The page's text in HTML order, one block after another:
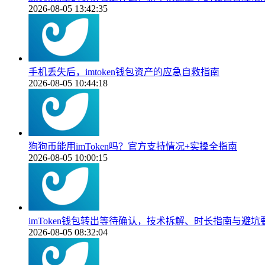
2026-08-05 13:42:35
手机丢失后，imtoken钱包资产的应急自救指南
2026-08-05 10:44:18
狗狗币能用imToken吗？官方支持情况+实操全指南
2026-08-05 10:00:15
imToken钱包转出等待确认，技术拆解、时长指南与避坑
2026-08-05 08:32:04